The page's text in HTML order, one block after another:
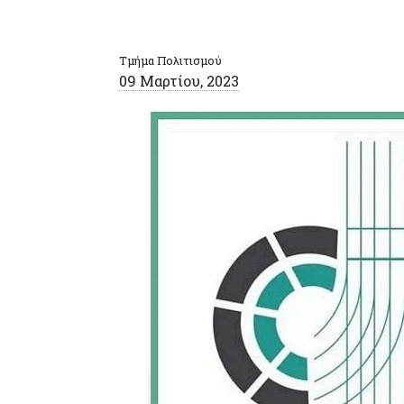
Τμήμα Πολιτισμού
09 Μαρτίου, 2023